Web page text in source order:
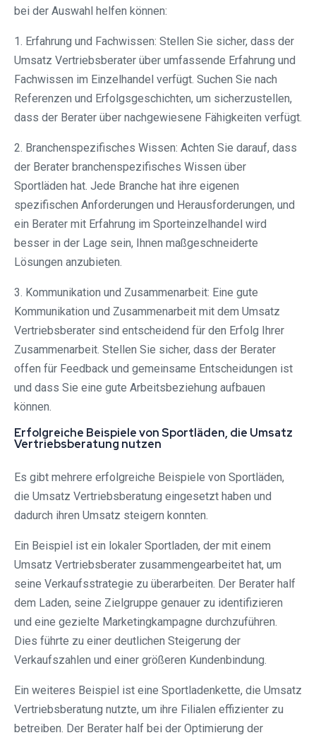
bei der Auswahl helfen können:
1. Erfahrung und Fachwissen: Stellen Sie sicher, dass der
Umsatz Vertriebsberater über umfassende Erfahrung und
Fachwissen im Einzelhandel verfügt. Suchen Sie nach
Referenzen und Erfolgsgeschichten, um sicherzustellen,
dass der Berater über nachgewiesene Fähigkeiten verfügt.
2. Branchenspezifisches Wissen: Achten Sie darauf, dass
der Berater branchenspezifisches Wissen über
Sportläden hat. Jede Branche hat ihre eigenen
spezifischen Anforderungen und Herausforderungen, und
ein Berater mit Erfahrung im Sporteinzelhandel wird
besser in der Lage sein, Ihnen maßgeschneiderte
Lösungen anzubieten.
3. Kommunikation und Zusammenarbeit: Eine gute
Kommunikation und Zusammenarbeit mit dem Umsatz
Vertriebsberater sind entscheidend für den Erfolg Ihrer
Zusammenarbeit. Stellen Sie sicher, dass der Berater
offen für Feedback und gemeinsame Entscheidungen ist
und dass Sie eine gute Arbeitsbeziehung aufbauen
können.
Erfolgreiche Beispiele von Sportläden, die Umsatz
Vertriebsberatung nutzen
Es gibt mehrere erfolgreiche Beispiele von Sportläden,
die Umsatz Vertriebsberatung eingesetzt haben und
dadurch ihren Umsatz steigern konnten.
Ein Beispiel ist ein lokaler Sportladen, der mit einem
Umsatz Vertriebsberater zusammengearbeitet hat, um
seine Verkaufsstrategie zu überarbeiten. Der Berater half
dem Laden, seine Zielgruppe genauer zu identifizieren
und eine gezielte Marketingkampagne durchzuführen.
Dies führte zu einer deutlichen Steigerung der
Verkaufszahlen und einer größeren Kundenbindung.
Ein weiteres Beispiel ist eine Sportladenkette, die Umsatz
Vertriebsberatung nutzte, um ihre Filialen effizienter zu
betreiben. Der Berater half bei der Optimierung der